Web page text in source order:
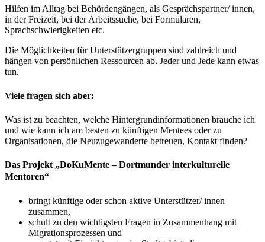
Hilfen im Alltag bei Behördengängen, als Gesprächspartner/ innen,
in der Freizeit, bei der Arbeitssuche, bei Formularen,
Sprachschwierigkeiten etc.
Die Möglichkeiten für Unterstützergruppen sind zahlreich und
hängen von persönlichen Ressourcen ab. Jeder und Jede kann etwas
tun.
Viele fragen sich aber:
Was ist zu beachten, welche Hintergrundinformationen brauche ich
und wie kann ich am besten zu künftigen Mentees oder zu
Organisationen, die Neuzugewanderte betreuen, Kontakt finden?
Das Projekt „DoKuMente – Dortmunder interkulturelle
Mentoren“
bringt künftige oder schon aktive Unterstützer/ innen
zusammen,
schult zu den wichtigsten Fragen in Zusammenhang mit
Migrationsprozessen und